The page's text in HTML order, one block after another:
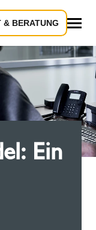
& BERATUNG
Ein